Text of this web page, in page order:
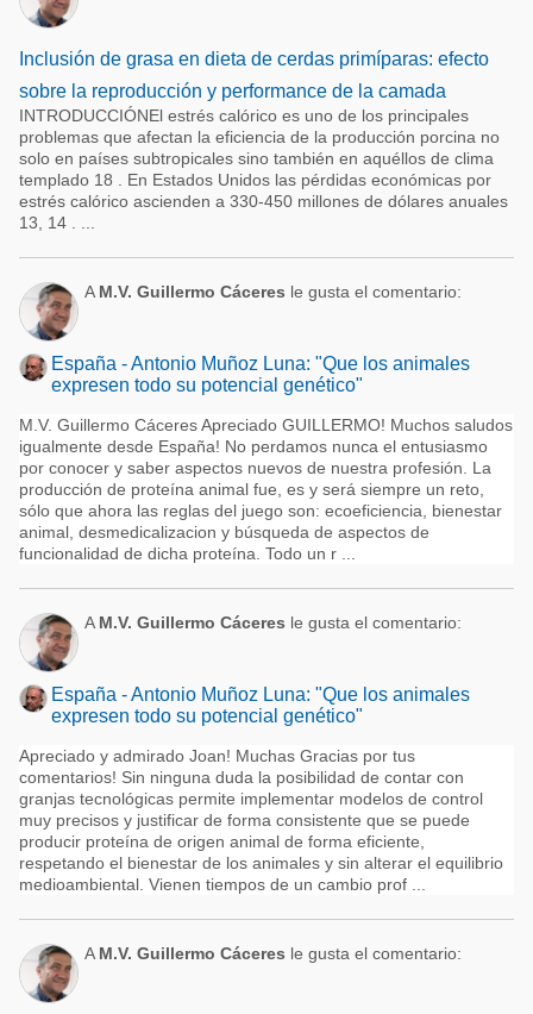
Inclusión de grasa en dieta de cerdas primíparas: efecto
sobre la reproducción y performance de la camada
INTRODUCCIÓNEl estrés calórico es uno de los principales
problemas que afectan la eficiencia de la producción porcina no
solo en países subtropicales sino también en aquéllos de clima
templado 18 . En Estados Unidos las pérdidas económicas por
estrés calórico ascienden a 330-450 millones de dólares anuales
13, 14 . ...
A M.V. Guillermo Cáceres le gusta el comentario:
España - Antonio Muñoz Luna: "Que los animales
expresen todo su potencial genético"
M.V. Guillermo Cáceres Apreciado GUILLERMO! Muchos saludos
igualmente desde España! No perdamos nunca el entusiasmo
por conocer y saber aspectos nuevos de nuestra profesión. La
producción de proteína animal fue, es y será siempre un reto,
sólo que ahora las reglas del juego son: ecoeficiencia, bienestar
animal, desmedicalizacion y búsqueda de aspectos de
funcionalidad de dicha proteína. Todo un r ...
A M.V. Guillermo Cáceres le gusta el comentario:
España - Antonio Muñoz Luna: "Que los animales
expresen todo su potencial genético"
Apreciado y admirado Joan! Muchas Gracias por tus
comentarios! Sin ninguna duda la posibilidad de contar con
granjas tecnológicas permite implementar modelos de control
muy precisos y justificar de forma consistente que se puede
producir proteína de origen animal de forma eficiente,
respetando el bienestar de los animales y sin alterar el equilibrio
medioambiental. Vienen tiempos de un cambio prof ...
A M.V. Guillermo Cáceres le gusta el comentario: